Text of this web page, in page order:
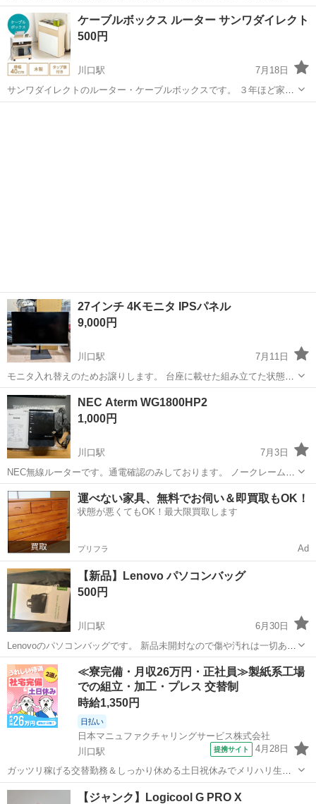
いな方だと思います カートリッジは使えなくなっているようなので テ
ストプリントはできませんでしたが それ以外の機能は問題なく動作し
ました 無線LAN接続も試...
埼玉 川口市 川口駅 プリンター
ケーブルボックス ルーター サンワダイレクト
500円
川口駅
7月18日
サンワダイレクトのルーター・ケーブルボックスです。 ３年ほど家庭
内で利用しておりましたので、それなりの経年劣化はございますが、
27インチ 4Kモニタ IPSパネル
9,000円
川口駅
7月11日
モニタ入れ替えのためお譲りします。 台座に載せた組み立てた状態で
お渡しになるので、自宅付近まで受け取りに来ていただける方でお願
いしたいです。 ※付属品は電源ケーブル 型番：HP 27f 4K サイズ：
27...
埼玉 川口市
NEC Aterm WG1800HP2
1,000円
川口駅
7月3日
NEC無線ルーターです。通電確認のみしております。 ノークレーム、
ノーリターンでお願いします。 自宅付近の最寄りのコンビニにて現金
払い現物のまま引渡しとなります。
埼玉 川口市 川口駅 周辺機器 NEC
運べない家具、無料でお伺い＆即買取もOK！
状態が悪くてもOK！最大限買取します
プリフラ Ad
【新品】Lenovo パソコンバッグ
500円
川口駅
6月30日
Lenovoのパソコンバッグです。 新品未開封なので傷や汚れは一切あり
ません。 パソコン以外にも色々と入りそうです。 受け渡し日時は、基
本的には平日または土日の終日対応できますので、ご都合の良い日時
を指定していただけると幸...
埼玉 川口市 川口駅 周辺機器 Lenovo
≪寮完備・月収26万円・正社員≫製紙系工場
での組立・加工・プレス 交替制
時給1,350円
日払い
日本マニュファクチャリングサービス株式会社
川口駅
提携サイト 4月28日
ガッツリ稼げる交替勤務＆しっかり休める土日祝休みでメリハリ生活♪
職場では400円～食堂アリ☆さらに家電つきの寮完備で生活サポートも
埼玉 川口市 その他
【ジャンク】Logicool G PRO X